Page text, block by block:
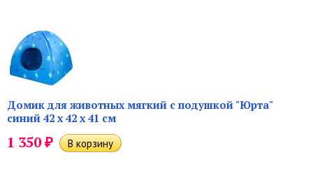
Домик для животных мягкий с подушкой "Юрта"
синий 42 х 42 х 41 см
1 350₽